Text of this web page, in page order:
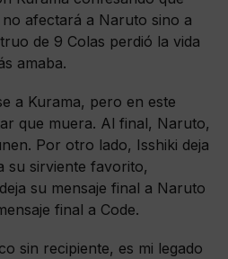
afectará a Naruto sino a
de 9 Colas perdió la vida
amaba.
a Kurama, pero en este
que muera. Al final, Naruto,
Por otro lado, Isshiki deja
su sirviente favorito,
su mensaje final a Naruto
final a Code.
sin recipiente, es mi legado